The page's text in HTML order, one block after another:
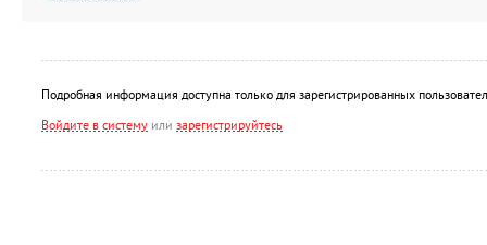
Подробная информация доступна только для зарегистрированных
Войдите в систему или зарегистрируйтесь